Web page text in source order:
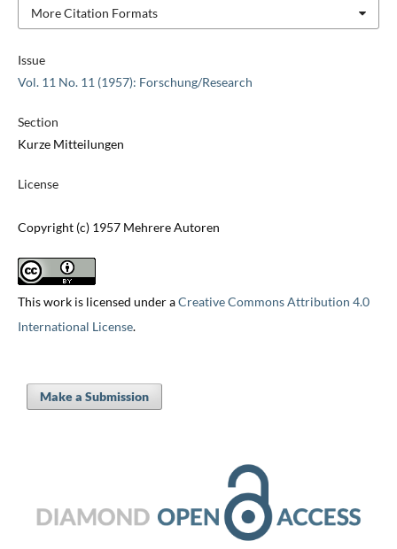
Issue
Vol. 11 No. 11 (1957): Forschung/Research
Section
Kurze Mitteilungen
License
Copyright (c) 1957 Mehrere Autoren
This work is licensed under aCreative Commons Attribution 4.0
International License.
More Citation Formats
Make a Submission